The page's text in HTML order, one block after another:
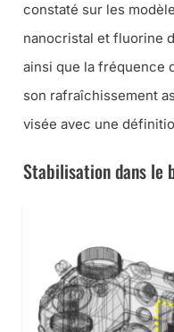
constaté sur les
nanocristal et fluorine
ainsi que la fréquence
son rafraîchissement
visée avec une
Stabilisation dans le